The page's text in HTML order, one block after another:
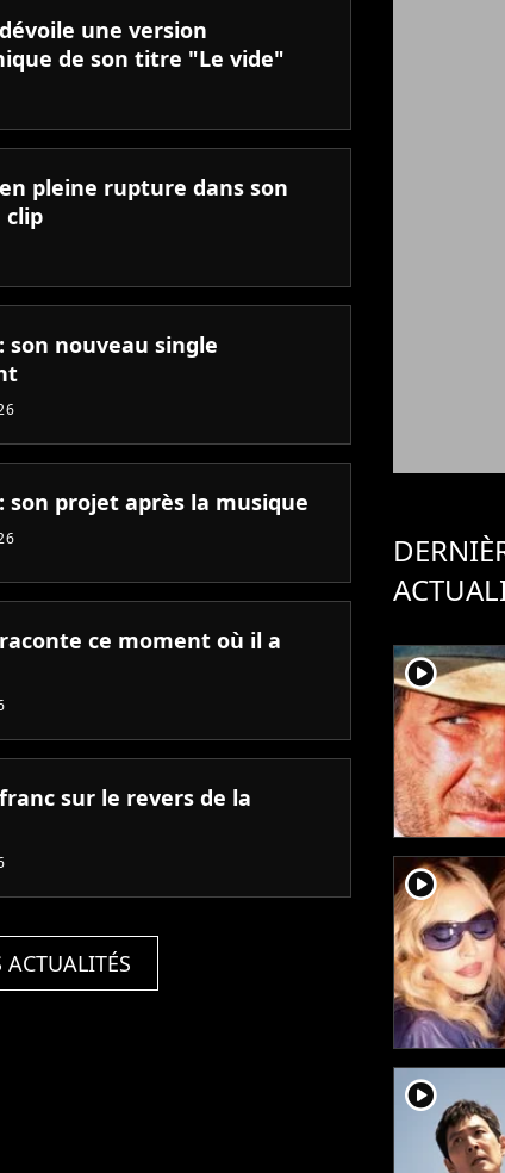
une version
de son titre "Le vide"
pleine rupture dans son
clip
son nouveau single
son projet après la musique
ce moment où il a
sur le revers de la
ACTUALITÉS
player2
player2
player2